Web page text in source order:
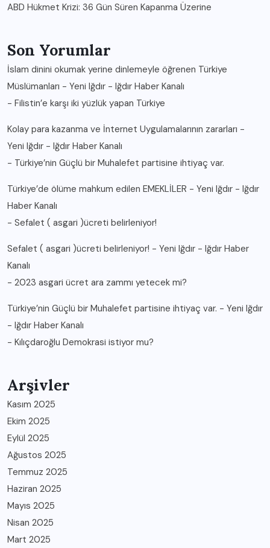
ABD Hükmet Krizi: 36 Gün Süren Kapanma Üzerine
Son Yorumlar
İslam dinini okumak yerine dinlemeyle öğrenen Türkiye
Müslümanları - Yeni Iğdır - Iğdır Haber Kanalı
- Filistin’e karşı iki yüzlük yapan Türkiye
Kolay para kazanma ve İnternet Uygulamalarının zararları -
Yeni Iğdır - Iğdır Haber Kanalı
- Türkiye’nin Güçlü bir Muhalefet partisine ihtiyaç var.
Türkiye’de ölüme mahkum edilen EMEKLİLER - Yeni Iğdır - Iğdır
Haber Kanalı
- Sefalet ( asgari )ücreti belirleniyor!
Sefalet ( asgari )ücreti belirleniyor! - Yeni Iğdır - Iğdır Haber
Kanalı
- 2023 asgari ücret ara zammı yetecek mi?
Türkiye’nin Güçlü bir Muhalefet partisine ihtiyaç var. - Yeni Iğdır
- Iğdır Haber Kanalı
- Kılıçdaroğlu Demokrasi istiyor mu?
Arşivler
Kasım 2025
Ekim 2025
Eylül 2025
Ağustos 2025
Temmuz 2025
Haziran 2025
Mayıs 2025
Nisan 2025
Mart 2025